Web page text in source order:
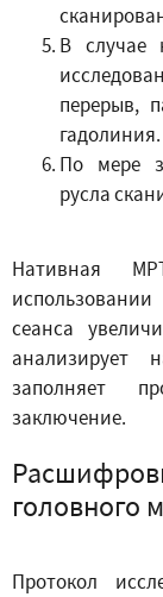
В случае
перерыв,
гадолиния.
По мере
русла
Нативная
сеанса
анализирует
заполняет
заключение.
головного
Протокол